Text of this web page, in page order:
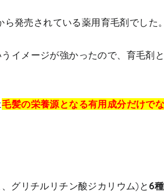
ら発売されている薬用育毛剤でした。
イメージが強かったので、育毛剤
毛髪の栄養源となる有用成分だけで
グリチルリチン酸ジカリウム)と 6